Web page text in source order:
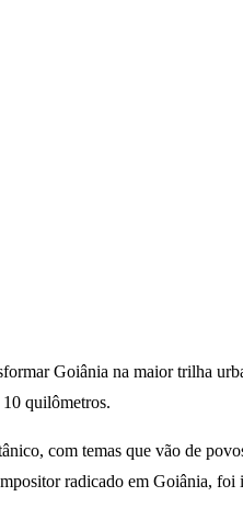
Goiânia na maior trilha
quilômetros.
com temas que vão de
radicado em Goiânia, foi